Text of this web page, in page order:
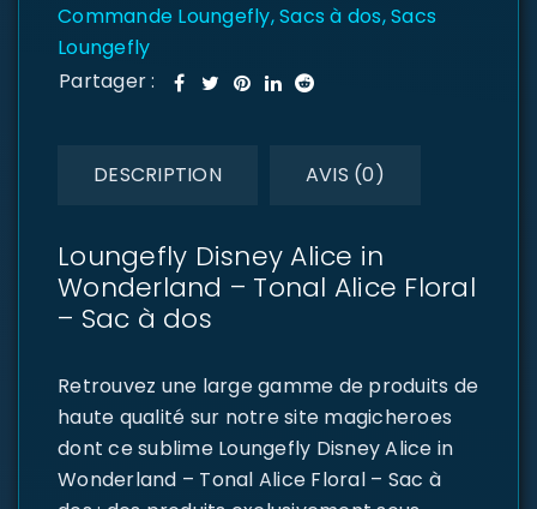
Commande Loungefly,Sacs à dos,Sacs
Loungefly
Partager :
DESCRIPTION AVIS (0)
Loungefly Disney Alice in
Wonderland – Tonal Alice Floral
– Sac à dos
Retrouvez une large gamme de produits de
haute qualité sur notre site magicheroes
dont ce sublime Loungefly Disney Alice in
Wonderland – Tonal Alice Floral – Sac à